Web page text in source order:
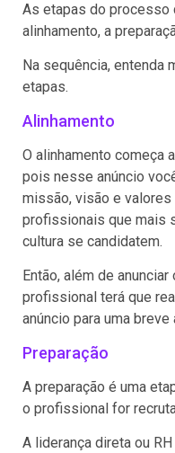
As etapas do processo
alinhamento, a
Na sequência, entenda
etapas.
Alinhamento
O alinhamento começa
pois nesse anúncio
missão, visão e valores
profissionais que mais
cultura se candidatem.
Então, além de
profissional terá que
anúncio para uma
Preparação
A preparação é uma
o profissional for
A liderança direta ou